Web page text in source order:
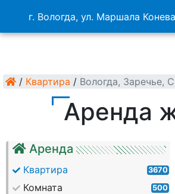
г. Вологда, ул. Маршала
/ Квартира / Вологда,
Аренда
Аренда
Квартира 3670
Комната 500